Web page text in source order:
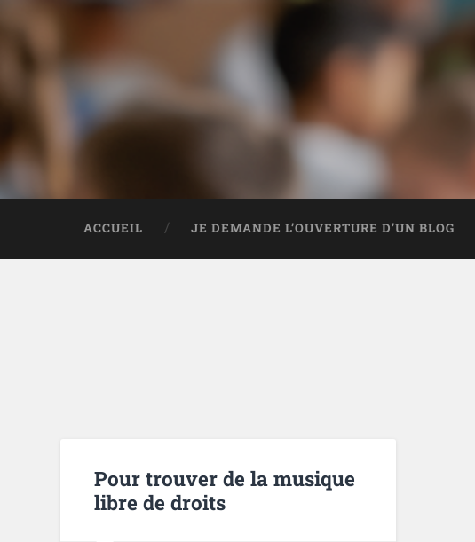
ACCUEIL JE DEMANDE L’OUVERTURE D’UN BLOG
Pour trouver de la musique
libre de droits